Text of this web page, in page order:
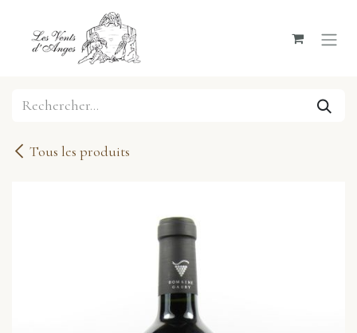
Se rendre au contenu
Tous les produits